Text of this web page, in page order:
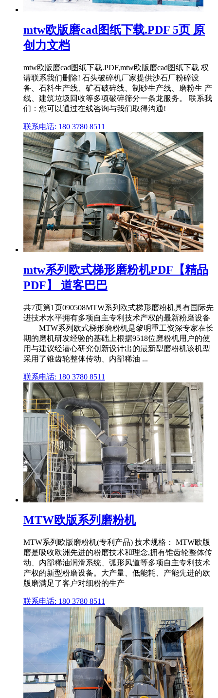
mtw欧版磨cad图纸下载.PDF 5页 原
创力文档
mtw欧版磨cad图纸下载.PDF,mtw欧版磨cad图纸下载 权
请联系我们删除! 石头破碎机厂家提供沙石厂粉碎设
备、石料生产线、矿石破碎线、制砂生产线、磨粉生 产
线、建筑垃圾回收等多项破碎筛分一条龙服务。 联系我
们：您可以通过在线咨询与我们取得沟通!
联系电话: 180 3780 8511
mtw系列欧式梯形磨粉机PDF【精品
PDF】 道客巴巴
共7页第1页090508MTW系列欧式梯形磨粉机具有国际先
进技术水平拥有多项自主专利技术产权的最新粉磨设备
——MTW系列欧式梯形磨粉机是黎明重工资深专家在长
期的磨机研发经验的基础上根据9518位磨粉机用户的使
用与建议经潜心研究创新设计出的最新型磨粉机该机型
采用了锥齿轮整体传动、内部稀油 ...
联系电话: 180 3780 8511
MTW欧版系列磨粉机
MTW系列欧版磨粉机(专利产品) 技术规格： MTW欧版
磨是吸收欧洲先进的粉磨技术和理念,拥有锥齿轮整体传
动、内部稀油润滑系统、弧形风道等多项自主专利技术
产权的新型粉磨设备。大产量、低能耗、产能先进的欧
版磨满足了客户对细粉的生产
联系电话: 180 3780 8511